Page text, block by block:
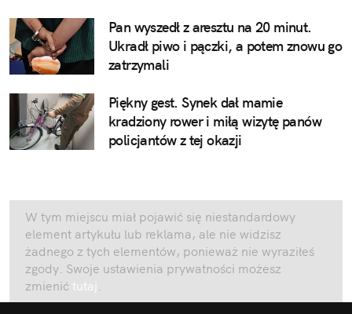
Pan wyszedł z aresztu na 20 minut.
Ukradł piwo i pączki, a potem znowu go
zatrzymali
Piękny gest. Synek dał mamie
kradziony rower i miłą wizytę panów
policjantów z tej okazji
W tym miejscu miał pojawić się niestandardowy
element artykułu lub reklama, ale nie widzisz
żadnego z tych elementów, ponieważ nie wyraziłeś
zgody. Swoje ustawienia prywatności możesz
zmienić tutaj .